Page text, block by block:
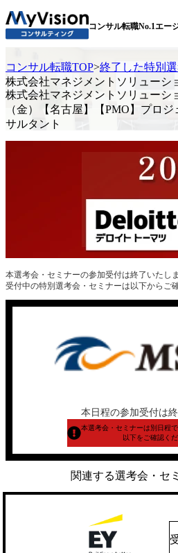
コンサル転職No.1エー
コンサル転職TOP>終了した特別
株式会社マネジメントソリューシ
株式会社マネジメントソリューシ
（金）【名古屋】【PMO】プロ
サルタント
本選考会・セミナーの参加受付は終了いたしま
受付中の特別選考会・セミナーは以下からご
本日程の参加受付は
本選考会・セミナーは別日程
以下をご確認くだ
関連する選考会・セ